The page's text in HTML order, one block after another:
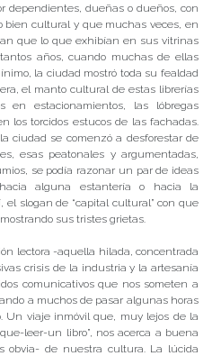
dependientes, dueñas o dueños, con
bien cultural y que muchas veces, en
que lo que exhibían en sus vitrinas
años, cuando muchas de ellas
la ciudad mostró toda su fealdad
el manto cultural de estas librerías
en estacionamientos, las lóbregas
los torcidos estucos de las fachadas.
ciudad se comenzó a desforestar de
esas peatonales y argumentadas,
se podía razonar un par de ideas
alguna estantería o hacia la
el slogan de “capital cultural” con que
sus tristes grietas.
lectora -aquella hilada, concentrada
crisis de la industria y la artesanía
comunicativos que nos someten a
a muchos de pasar algunas horas
Un viaje inmóvil que, muy lejos de la
leer-un libro”, nos acerca a buena
obvia- de nuestra cultura. La lúcida